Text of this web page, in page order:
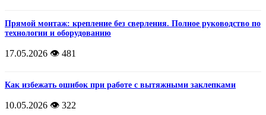
Прямой монтаж: крепление без сверления. Полное руководство по
технологии и оборудованию
17.05.2026 👁️ 481
Как избежать ошибок при работе с вытяжными заклепками
10.05.2026 👁️ 322